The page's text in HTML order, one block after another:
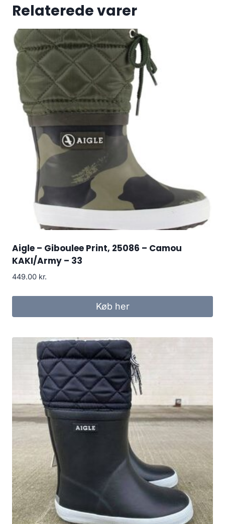
Relaterede varer
Aigle – Giboulee Print, 25086 – Camou
KAKI/Army – 33
449.00 kr.
Køb her